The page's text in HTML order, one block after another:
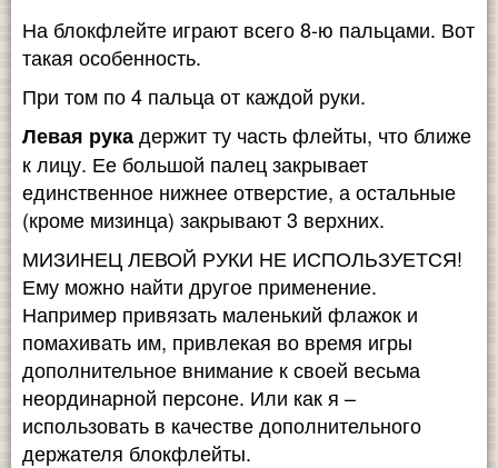
На блокфлейте играют всего 8-ю пальцами. Вот
такая особенность.
При том по 4 пальца от каждой руки.
Левая рукадержит ту часть флейты, что ближе
к лицу. Ее большой палец закрывает
единственное нижнее отверстие, а остальные
(кроме мизинца) закрывают 3 верхних.
МИЗИНЕЦ ЛЕВОЙ РУКИ НЕ ИСПОЛЬЗУЕТСЯ!
Ему можно найти другое применение.
Например привязать маленький флажок и
помахивать им, привлекая во время игры
дополнительное внимание к своей весьма
неординарной персоне. Или как я –
использовать в качестве дополнительного
держателя блокфлейты.